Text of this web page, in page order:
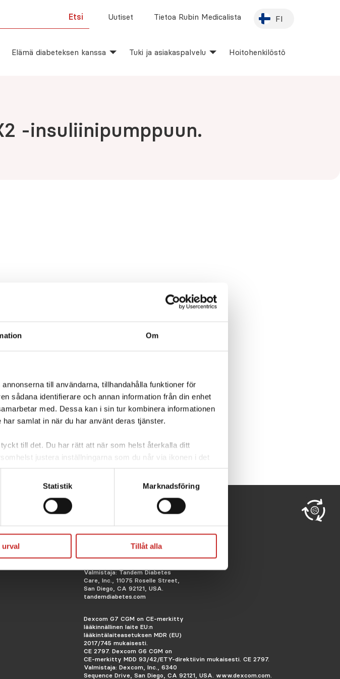
Om
till användarna, tillhandahålla funktioner för
sådana identifierare och annan information från din enhet
med. Dessa kan i sin tur kombinera informationen
samlat in när du har använt deras tjänster.
till det. Du har rätt att när som helst återkalla ditt
justera inställningarna som du når via ikonen i det
kommer vi enbart placera cookies som är
cookies och vår personuppgiftshantering,
se
Statistik Marknadsföring
urval Tillåt alla
Etsi Uutiset Tietoa Rubin Medicalista FI
Elämä diabeteksen kanssa Tuki ja asiakaspalvelu Hoitohenkilöstö
-insuliinipumppuun.
Tandem t:slim-mobiilisovellus
ja Tandem Source ovat CE-merkittyjä
Valmistaja: Tandem Diabetes
Care, Inc., 11075 Roselle Street,
San Diego, CA 92121, USA.
tandemdiabetes.com
Dexcom G7 CGM on CE-merkitty
lääkinnällinen laite EU:n
lääkintälaiteasetuksen MDR (EU)
2017/745 mukaisesti.
CE 2797. Dexcom G6 CGM on
CE-merkitty MDD 93/42/ETY-direktiivin mukaisesti. CE 2797.
Valmistaja: Dexcom, Inc., 6340
Sequence Drive, San Diego, CA 92121, USA. www.dexcom.com.